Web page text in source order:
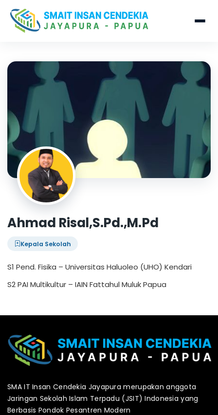
Ahmad Risal,S.Pd.,M.Pd
Kepala Sekolah
S1 Pend. Fisika – Universitas Haluoleo (UHO) Kendari
S2 PAI Multikultur – IAIN Fattahul Muluk Papua
SMA IT Insan Cendekia Jayapura merupakan anggota
Jaringan Sekolah Islam Terpadu (JSIT) Indonesia yang
Berbasis Pondok Pesantren Modern